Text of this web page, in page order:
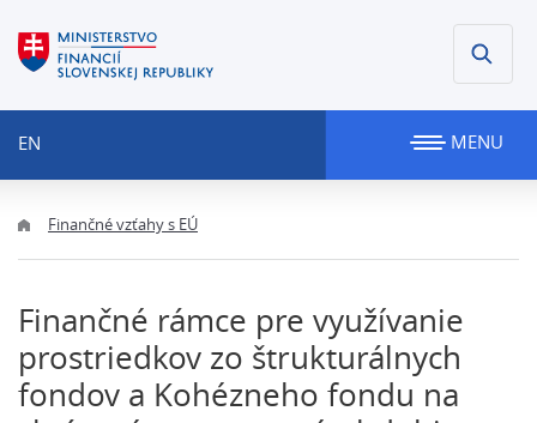
EN MENU
Finančné vzťahy s EÚ
Finančné rámce pre využívanie
prostriedkov zo štrukturálnych
fondov a Kohézneho fondu na